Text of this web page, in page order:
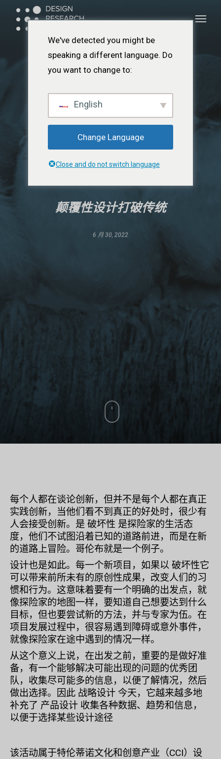
颠覆性设计打破传统
6 月 30, 2022
每个人都在谈论创新，但并不是每个人都在真正
实践创新，当他们看不到真正的好处时，很少有
人会接受创新。是破坏性 是探险家的生活态
度，他们不试图沿着已知的道路前进，而是在新
的道路上冒险。哥伦布就是一个例子。
设计也是如此。每一个新项目，如果以破坏性它
可以带来前所未有的原创性成果，改变人们的习
惯和行为。这意味着要有一个明确的出发点，就
像探险家的地图一样，要知道自己想要达到什么
目标，但也要尝试新的方法，并与专家为伍。在
项目发展过程中，很容易遇到障碍或意外事件，
就像探险家在途中遇到的情况一样。
从这个意义上说，在出发之前，重要的是做好准
备，有一个能够解决可能出现的问题的优秀团
队，收集尽可能多的信息，以便了解情况，然后
做出选择。因此 战略设计 今天，它越来越多地
补充了 产品设计 收集各种数据、趋势和信息，
以便于选择某些设计途径
该活动属于特伦蒂诺文化和创意产业（CCI）设
单
We've detected you might be
speaking a different language. Do
you want to change to:
English
Change Language
Close and do not switch language